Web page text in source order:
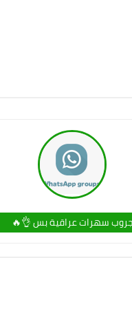
جروب سهرات عراقية بس 👌🔥